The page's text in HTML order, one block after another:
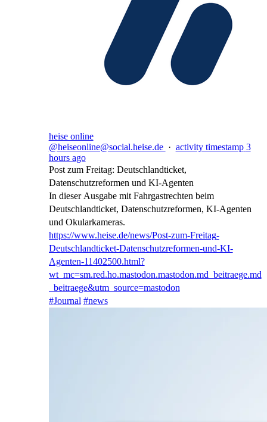
heise online
@heiseonline@social.heise.de · activity timestamp 3
hours ago
Post zum Freitag: Deutschlandticket,
Datenschutzreformen und KI-Agenten
In dieser Ausgabe mit Fahrgastrechten beim
Deutschlandticket, Datenschutzreformen, KI-Agenten
und Okularkameras.
https://www.heise.de/news/Post-zum-Freitag-
Deutschlandticket-Datenschutzreformen-und-KI-
Agenten-11402500.html?
wt_mc=sm.red.ho.mastodon.mastodon.md_beitraege.md
_beitraege&utm_source=mastodon
#Journal #news